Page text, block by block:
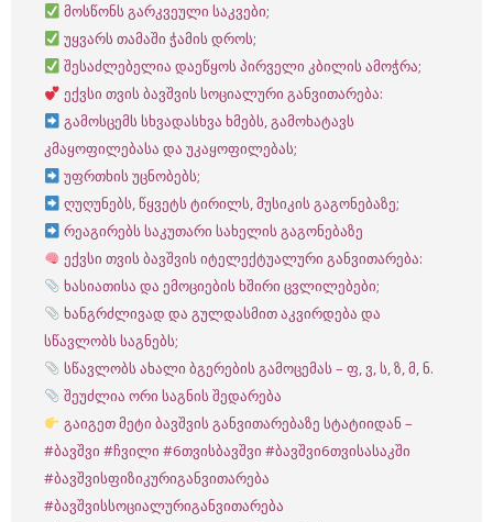
მოსწონს გარკვეული საკვები;
უყვარს თამაში ჭამის დროს;
შესაძლებელია დაეწყოს პირველი კბილის ამოჭრა;
ექვსი თვის ბავშვის სოციალური განვითარება:
გამოსცემს სხვადასხვა ხმებს, გამოხატავს
კმაყოფილებასა და უკაყოფილებას;
უფრთხის უცნობებს;
ღუღუნებს, წყვეტს ტირილს, მუსიკის გაგონებაზე;
რეაგირებს საკუთარი სახელის გაგონებაზე
ექვსი თვის ბავშვის იტელექტუალური განვითარება:
ხასიათისა და ემოციების ხშირი ცვლილებები;
ხანგრძლივად და გულდასმით აკვირდება და
სწავლობს საგნებს;
სწავლობს ახალი ბგერების გამოცემას – ფ, ვ, ს, ზ, მ, ნ.
შეუძლია ორი საგნის შედარება
გაიგეთ მეტი ბავშვის განვითარებაზე სტატიიდან –
#ბავშვი #ჩვილი #6თვისბავშვი #ბავშვი6თვისასაკში
#ბავშვისფიზიკურიგანვითარება
#ბავშვისსოციალურიგანვითარება